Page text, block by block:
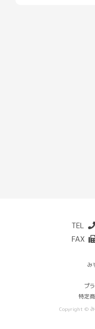
TEL
FAX
み
プ
特定
Copyright © み